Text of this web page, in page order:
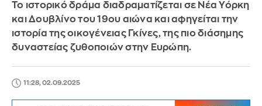
Το ιστορικό δράμα διαδραματίζεται σε Νέα Υόρκη
και Δουβλίνο του 19ου αιώνα και αφηγείται την
ιστορία της οικογένειας Γκίνες, της πιο διάσημης
δυναστείας ζυθοποιών στην Ευρώπη.
11:28, 02.09.2025